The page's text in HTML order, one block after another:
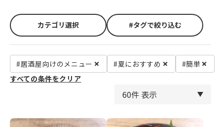
カテゴリ選択 #タグで絞り込む
#居酒屋向けのメニュー #夏におすすめ
#簡単
すべての条件をクリア